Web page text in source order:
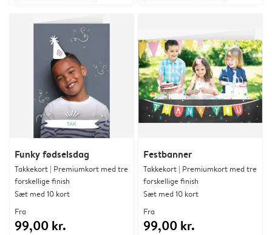
Funky fødselsdag
Takkekort | Premiumkort med tre
forskellige finish
Sæt med 10 kort
Fra
99,00 kr.
Festbanner
Takkekort | Premiumkort med tre
forskellige finish
Sæt med 10 kort
Fra
99,00 kr.